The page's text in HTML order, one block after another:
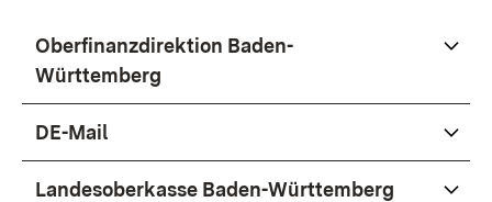
Oberfinanzdirektion Baden-
Württemberg
DE-Mail
Landesoberkasse Baden-Württemberg